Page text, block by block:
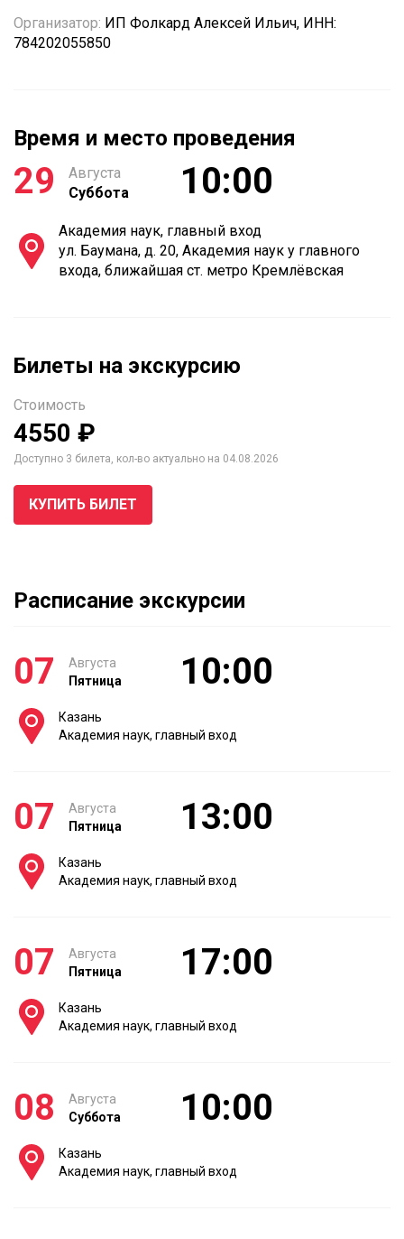
Организатор: ИП Фолкард Алексей Ильич, ИНН:
784202055850
Время и место проведения
29
Августа
Суббота
10:00
Академия наук, главный вход
ул. Баумана, д. 20, Академия наук у главного
входа, ближайшая ст. метро Кремлёвская
Билеты на экскурсию
Стоимость
4550 ₽
Доступно 3 билета, кол-во актуально на 04.08.2026
КУПИТЬ БИЛЕТ
Расписание экскурсии
07
Августа
Пятница
10:00
Казань
Академия наук, главный вход
07
Августа
Пятница
13:00
Казань
Академия наук, главный вход
07
Августа
Пятница
17:00
Казань
Академия наук, главный вход
08
Августа
Суббота
10:00
Казань
Академия наук, главный вход